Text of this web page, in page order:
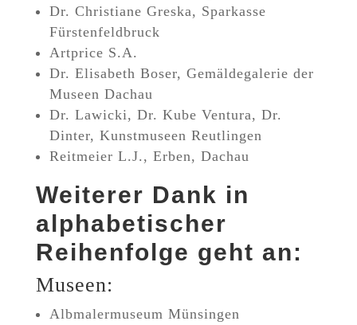
Dr. Christiane Greska, Sparkasse
Fürstenfeldbruck
Artprice S.A.
Dr. Elisabeth Boser, Gemäldegalerie der
Museen Dachau
Dr. Lawicki, Dr. Kube Ventura, Dr.
Dinter, Kunstmuseen Reutlingen
Reitmeier L.J., Erben, Dachau
Weiterer Dank in
alphabetischer
Reihenfolge geht an:
Museen:
Albmalermuseum Münsingen